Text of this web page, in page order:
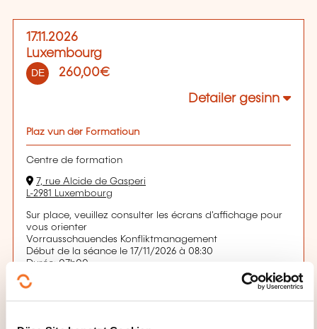
17.11.2026
Luxembourg
DE 260,00€
Detailer gesinn
Plaz vun der Formatioun
Centre de formation
7, rue Alcide de Gasperi
L-2981 Luxembourg
Sur place, veuillez consulter les écrans d'affichage pour
vous orienter
Vorrausschauendes Konfliktmanagement
Début de la séance le 17/11/2026 à 08:30
Durée: 07h00
Location: Chambre de Commerce Luxembourg